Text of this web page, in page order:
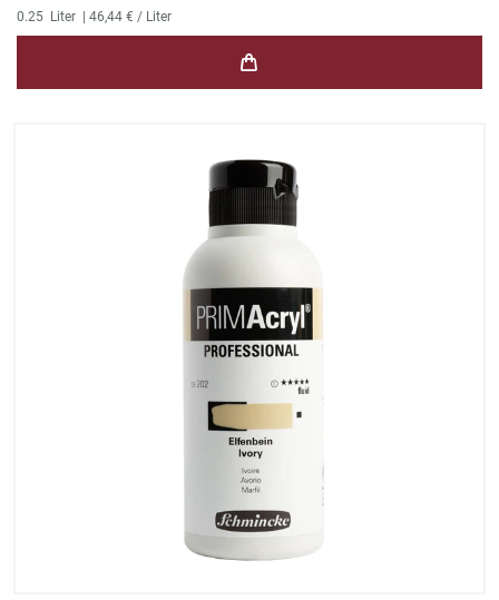
0.25 Liter | 46,44 € / Liter